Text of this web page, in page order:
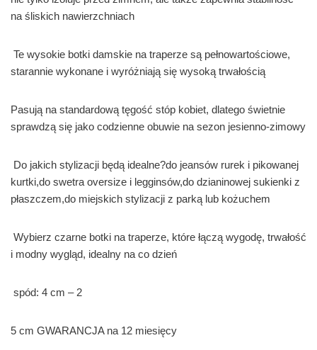
na śliskich nawierzchniach
Te wysokie botki damskie na traperze są pełnowartościowe,
starannie wykonane i wyróżniają się wysoką trwałością
Pasują na standardową tęgość stóp kobiet, dlatego świetnie
sprawdzą się jako codzienne obuwie na sezon jesienno-zimowy
Do jakich stylizacji będą idealne?do jeansów rurek i pikowanej
kurtki,do swetra oversize i legginsów,do dzianinowej sukienki z
płaszczem,do miejskich stylizacji z parką lub kożuchem
Wybierz czarne botki na traperze, które łączą wygodę, trwałość
i modny wygląd, idealny na co dzień
spód: 4 cm – 2
5 cm GWARANCJA na 12 miesięcy